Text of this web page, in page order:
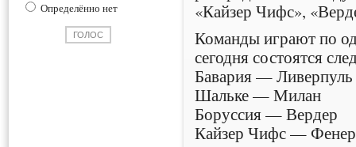
Определённо нет
«Кайзер Чифс»,
Команды играют по
сегодня состоятся
Бавария — Ливерпуль
Шальке — Милан
Боруссия — Вердер
Кайзер Чифс —